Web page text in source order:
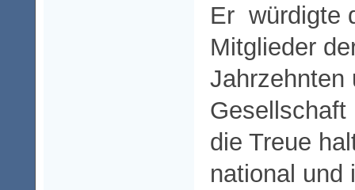
Er würdigte
Mitglieder
Jahrzehnten
Gesellschaft
die Treue
national und